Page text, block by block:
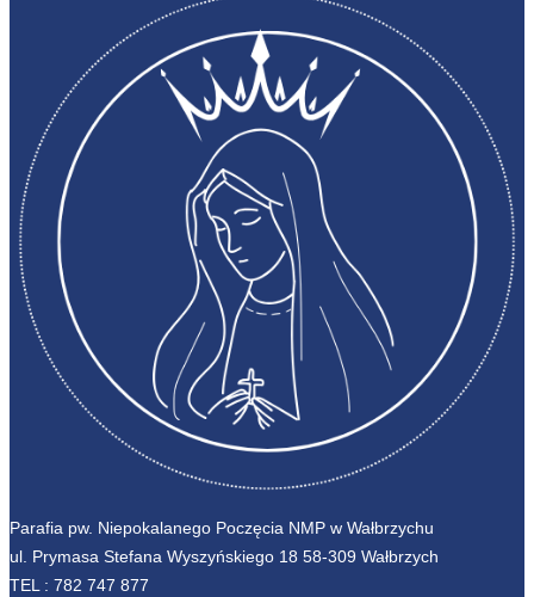
Parafia pw. Niepokalanego Poczęcia NMP w Wałbrzychu
ul. Prymasa Stefana Wyszyńskiego 18 58-309 Wałbrzych
TEL : 782 747 877